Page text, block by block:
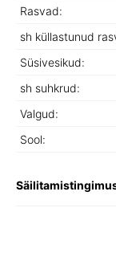
Rasvad:
sh küllastunud
Süsivesikud:
sh suhkrud:
Valgud:
Sool: